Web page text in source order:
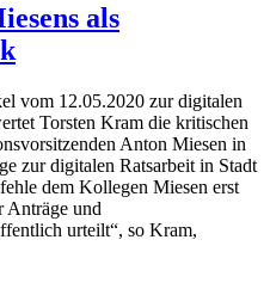
als
vom 12.05.2020 zur digitalen
Torsten Kram die kritischen
Anton Miesen in
zur digitalen Ratsarbeit in Stadt
dem Kollegen Miesen erst
Anträge und
urteilt“, so Kram,